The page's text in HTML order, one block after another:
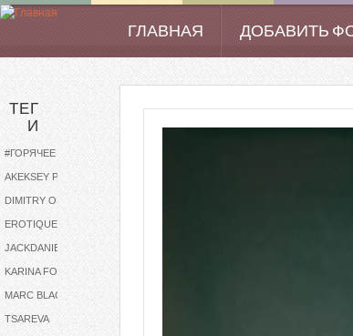
Перейти к основному содержанию
Main menu
ГЛАВНАЯ ДОБАВИТЬ
ТЕГ
И
#ГОРЯЧЕЕ
EROTIQUE
JACKDANIELS
KARINA FOXX
MARC BLACKIE
TSAREVA